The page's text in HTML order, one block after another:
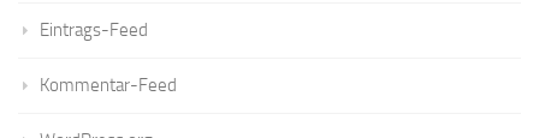
Eintrags-Feed
Kommentar-Feed